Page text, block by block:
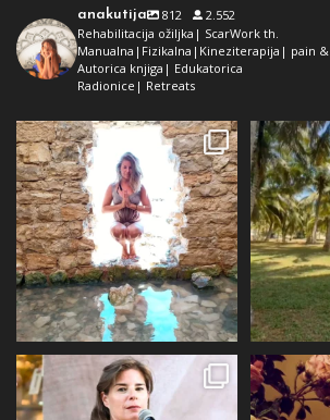
anakutija 812
2.552
Rehabilitacija ožiljka| ScarWork th.
Manualna|Fizikalna|Kineziterapija| pain
Autorica knjiga| Edukatorica
Radionice| Retreats
Dolaz da sam bila plava i dokaz da
preko ljeta
72 1
Da ne
Prošli tjedan @alqvimia_hrvatska je
slavila 2...
U